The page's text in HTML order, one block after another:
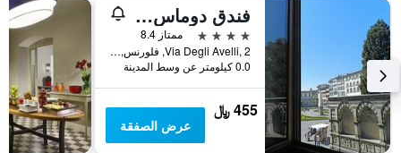
فندق دوماس فلورنتياي
4 نجوم
ممتاز 8.4
Via Degli Avelli, 2, فلورنس, توسكانا, إيطاليا
0.0 كيلومتر عن وسط المدينة
455 ﷼
عرض الصفقة